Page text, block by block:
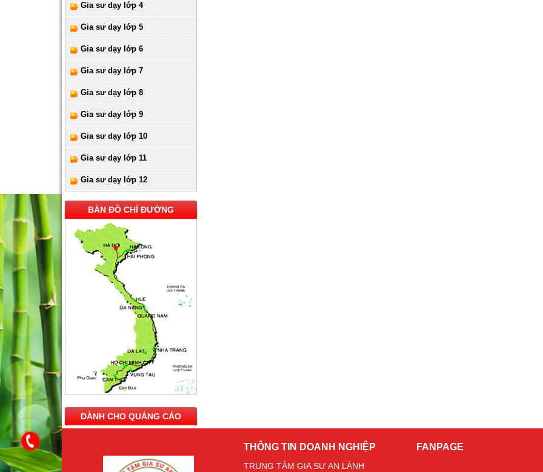
Gia sư dạy lớp 4
Gia sư dạy lớp 5
Gia sư dạy lớp 6
Gia sư dạy lớp 7
Gia sư dạy lớp 8
Gia sư dạy lớp 9
Gia sư dạy lớp 10
Gia sư dạy lớp 11
Gia sư dạy lớp 12
BẢN ĐỒ CHỈ ĐƯỜNG
DÀNH CHO QUẢNG CÁO
THÔNG TIN DOANH NGHIỆP
TRUNG TÂM GIA SƯ AN LÀNH
FANPAGE